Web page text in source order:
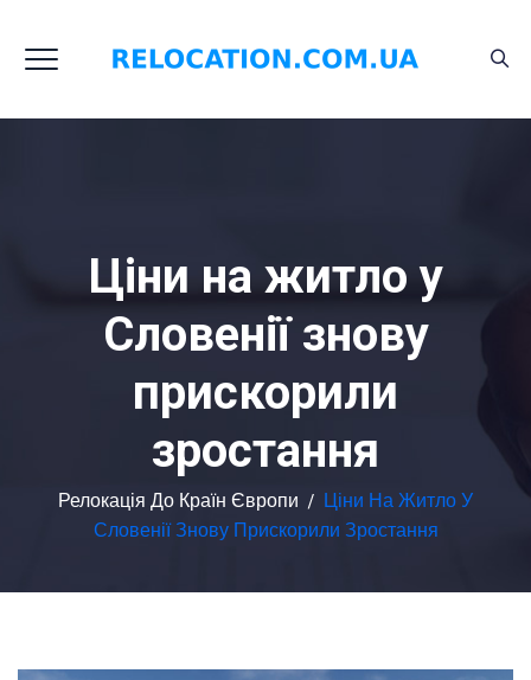
Ціни на житло у
Словенії знову
прискорили
зростання
Релокація До Країн Європи / Ціни На Житло У
Словенії Знову Прискорили Зростання